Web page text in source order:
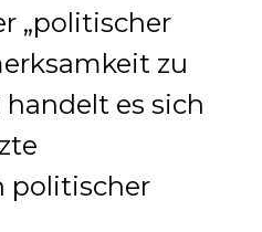
„politischer
zu
es sich
politischer